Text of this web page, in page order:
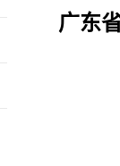
广东